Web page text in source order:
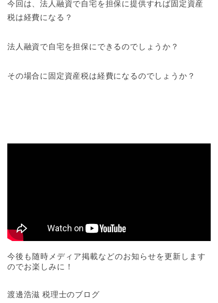
今回は、法人融資で自宅を担保に提供すれば固定資産
税は経費になる？
法人融資で自宅を担保にできるのでしょうか？
その場合に固定資産税は経費になるのでしょうか？
今後も随時メディア掲載などのお知らせを更新します
のでお楽しみに！
渡邊浩滋 税理士のブログ